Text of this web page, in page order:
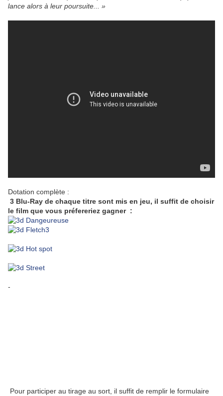
lance alors à leur poursuite... »
Dotation complète :
3 Blu-Ray de chaque titre sont mis en jeu, il suffit de choisir
le film que vous préfereriez gagner :
-
Pour participer au tirage au sort, il suffit de remplir le formulaire